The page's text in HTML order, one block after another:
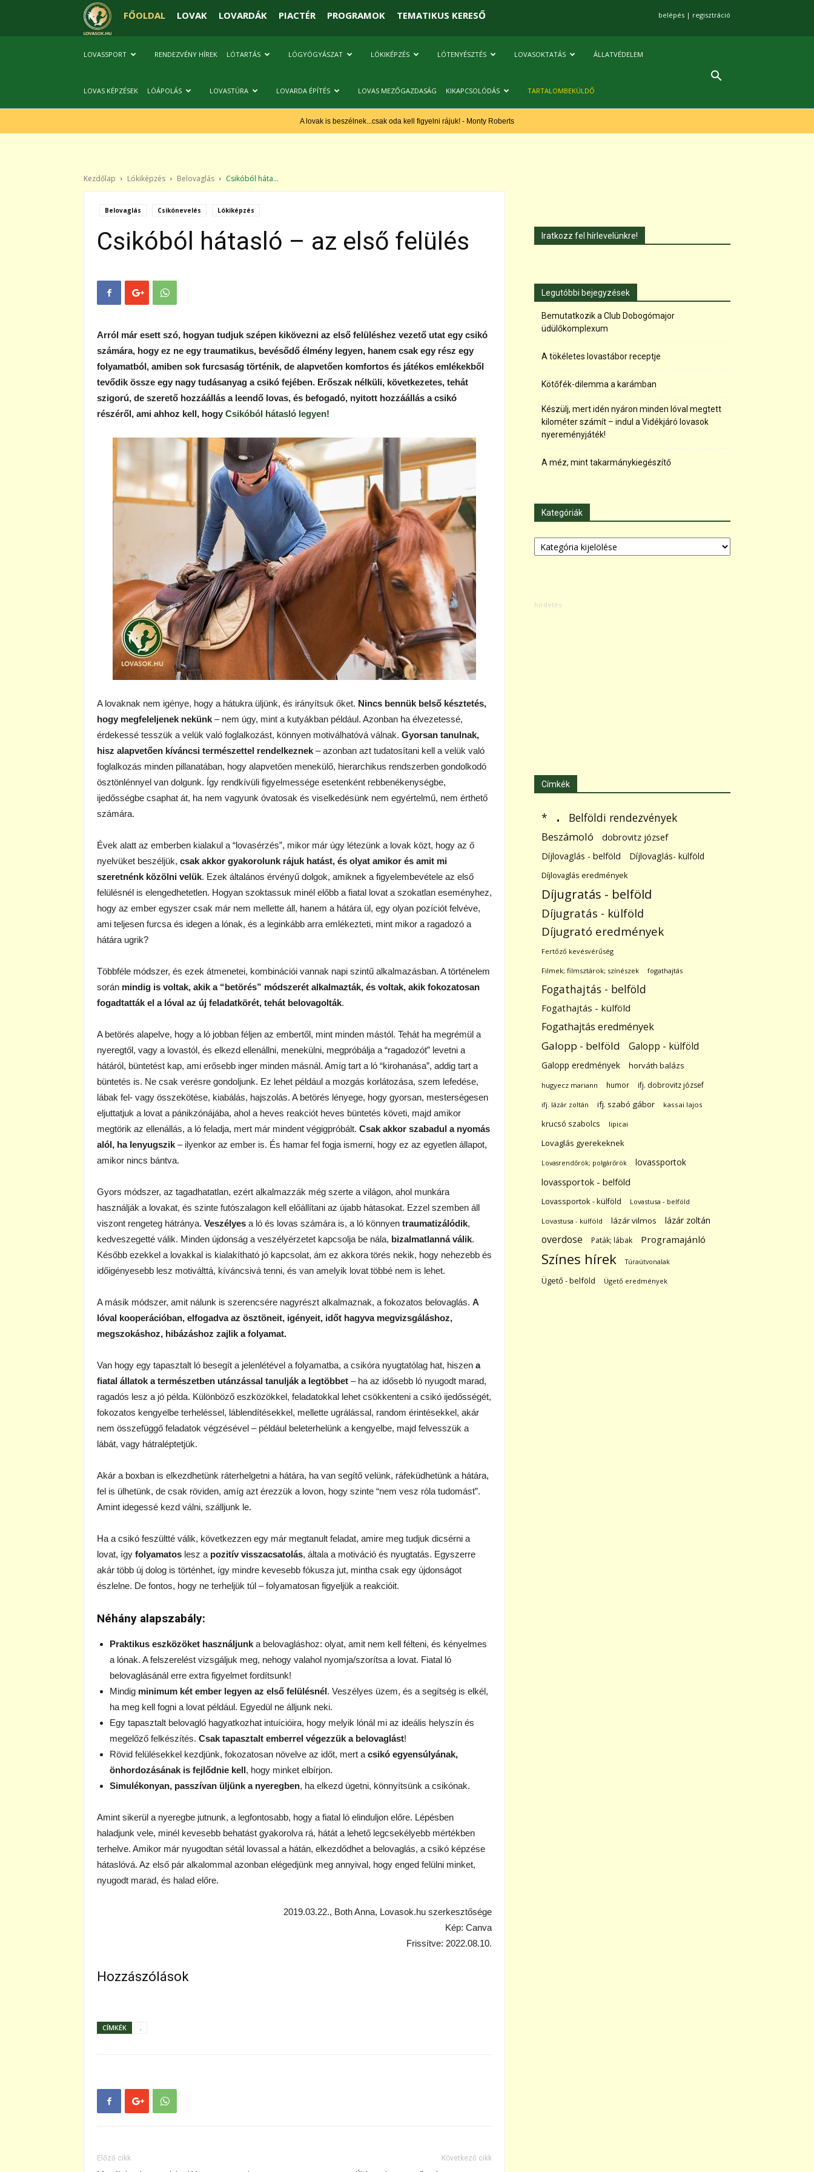
FŐOLDAL LOVAK LOVARDÁK PIACTÉR PROGRAMOK TEMATIKUS KERESŐ belépés | regisztráció
LOVASSPORT RENDEZVÉNY HÍREK LÓTARTÁS LÓGYÓGYÁSZAT LÓKIKÉPZÉS LÓTENYÉSZTÉS LOVASOKTATÁS ÁLLATVÉDELEM
LOVAS KÉPZÉSEK LÓÁPOLÁS LOVASTÚRA LOVARDA ÉPÍTÉS LOVAS MEZŐGAZDASÁG KIKAPCSOLÓDÁS TARTALOMBEKÜLDŐ
A lovak is beszélnek...csak oda kell figyelni rájuk! - Monty Roberts
Kezdőlap Lókiképzés Belovaglás Csikóból háta...
Belovaglás Csikónevelés Lókiképzés
Csikóból hátasló – az első felülés
Arról már esett szó, hogyan tudjuk szépen kikövezni az első felüléshez vezető utat egy csikó
számára, hogy ez ne egy traumatikus, bevésődő élmény legyen, hanem csak egy rész egy
folyamatból, amiben sok furcsaság történik, de alapvetően komfortos és játékos emlékekből
tevődik össze egy nagy tudásanyag a csikó fejében. Erőszak nélküli, következetes, tehát
szigorú, de szerető hozzáállás a leendő lovas, és befogadó, nyitott hozzáállás a csikó
részéről, ami ahhoz kell, hogy Csikóból hátasló legyen!
A lovaknak nem igénye, hogy a hátukra üljünk, és irányítsuk őket. Nincs bennük belső késztetés,
hogy megfeleljenek nekünk – nem úgy, mint a kutyákban például. Azonban ha élvezetessé,
érdekessé tesszük a velük való foglalkozást, könnyen motiválhatóvá válnak. Gyorsan tanulnak,
hisz alapvetően kíváncsi természettel rendelkeznek – azonban azt tudatosítani kell a velük való
foglalkozás minden pillanatában, hogy alapvetően menekülő, hierarchikus rendszerben gondolkodó
ösztönlénnyel van dolgunk. Így rendkívüli figyelmessége esetenként rebbenékenységbe,
ijedősségbe csaphat át, ha nem vagyunk óvatosak és viselkedésünk nem egyértelmű, nem érthető
számára.
Évek alatt az emberben kialakul a “lovasérzés”, mikor már úgy létezünk a lovak közt, hogy az ő
nyelvüket beszéljük, csak akkor gyakorolunk rájuk hatást, és olyat amikor és amit mi
szeretnénk közölni velük. Ezek általános érvényű dolgok, amiknek a figyelembevétele az első
felülésnél is elengedhetetlen. Hogyan szoktassuk minél előbb a fiatal lovat a szokatlan eseményhez,
hogy az ember egyszer csak már nem mellette áll, hanem a hátára ül, egy olyan pozíciót felvéve,
ami teljesen furcsa és idegen a lónak, és a leginkább arra emlékezteti, mint mikor a ragadozó a
hátára ugrik?
Többféle módszer, és ezek átmenetei, kombinációi vannak napi szintű alkalmazásban. A történelem
során mindig is voltak, akik a “betörés” módszerét alkalmazták, és voltak, akik fokozatosan
fogadtatták el a lóval az új feladatkörét, tehát belovagolták.
A betörés alapelve, hogy a ló jobban féljen az embertől, mint minden mástól. Tehát ha megrémül a
nyeregtől, vagy a lovastól, és elkezd ellenállni, menekülni, megpróbálja a “ragadozót” levetni a
hátáról, büntetést kap, ami erősebb inger minden másnál. Amíg tart a ló “kirohanása”, addig tart a
büntetés is. Ne csak verésre gondoljunk. Ez lehet például a mozgás korlátozása, szem lefedése,
lábak fel- vagy összekötése, kiabálás, hajszolás. A betörés lényege, hogy gyorsan, mesterségesen
eljuttatjuk a lovat a pánikzónájába, ahol a heves reakciót heves büntetés követi, majd amikor
megtörik az ellenállás, a ló feladja, mert már mindent végigpróbált. Csak akkor szabadul a nyomás
alól, ha lenyugszik – ilyenkor az ember is. És hamar fel fogja ismerni, hogy ez az egyetlen állapot,
amikor nincs bántva.
Gyors módszer, az tagadhatatlan, ezért alkalmazzák még szerte a világon, ahol munkára
használják a lovakat, és szinte futószalagon kell előállítani az újabb hátasokat. Ezzel szemben áll
viszont rengeteg hátránya. Veszélyes a ló és lovas számára is, a ló könnyen traumatizálódik,
kedveszegetté válik. Minden újdonság a veszélyérzetet kapcsolja be nála, bizalmatlanná válik.
Később ezekkel a lovakkal is kialakítható jó kapcsolat, ám ez akkora törés nekik, hogy nehezebb és
időigényesebb lesz motiválttá, kíváncsivá tenni, és van amelyik lovat többé nem is lehet.
A másik módszer, amit nálunk is szerencsére nagyrészt alkalmaznak, a fokozatos belovaglás. A
lóval kooperációban, elfogadva az ösztöneit, igényeit, időt hagyva megvizsgáláshoz,
megszokáshoz, hibázáshoz zajlik a folyamat.
Van hogy egy tapasztalt ló besegít a jelenlétével a folyamatba, a csikóra nyugtatólag hat, hiszen a
fiatal állatok a természetben utánzással tanulják a legtöbbet – ha az idősebb ló nyugodt marad,
ragadós lesz a jó példa. Különböző eszközökkel, feladatokkal lehet csökkenteni a csikó ijedősségét,
fokozatos kengyelbe terheléssel, láblendítésekkel, mellette ugrálással, random érintésekkel, akár
nem összefüggő feladatok végzésével – például beleterhelünk a kengyelbe, majd felvesszük a
lábát, vagy hátraléptetjük.
Akár a boxban is elkezdhetünk ráterhelgetni a hátára, ha van segítő velünk, ráfeküdhetünk a hátára,
fel is ülhetünk, de csak röviden, amíg azt érezzük a lovon, hogy szinte “nem vesz róla tudomást”.
Amint idegessé kezd válni, szálljunk le.
Ha a csikó feszültté válik, következzen egy már megtanult feladat, amire meg tudjuk dicsérni a
lovat, így folyamatos lesz a pozitív visszacsatolás, általa a motiváció és nyugtatás. Egyszerre
akár több új dolog is történhet, így mindre kevesebb fókusza jut, mintha csak egy újdonságot
észlelne. De fontos, hogy ne terheljük túl – folyamatosan figyeljük a reakcióit.
Néhány alapszabály:
Praktikus eszközöket használjunk a belovagláshoz: olyat, amit nem kell félteni, és kényelmes
a lónak. A felszerelést vizsgáljuk meg, nehogy valahol nyomja/szorítsa a lovat. Fiatal ló
belovaglásánál erre extra figyelmet fordítsunk!
Mindig minimum két ember legyen az első felülésnél. Veszélyes üzem, és a segítség is elkél,
ha meg kell fogni a lovat például. Egyedül ne álljunk neki.
Egy tapasztalt belovagló hagyatkozhat intuícióira, hogy melyik lónál mi az ideális helyszín és
megelőző felkészítés. Csak tapasztalt emberrel végezzük a belovaglást!
Rövid felülésekkel kezdjünk, fokozatosan növelve az időt, mert a csikó egyensúlyának,
önhordozásának is fejlődnie kell, hogy minket elbírjon.
Simulékonyan, passzívan üljünk a nyeregben, ha elkezd ügetni, könnyítsünk a csikónak.
Amint sikerül a nyeregbe jutnunk, a legfontosabb, hogy a fiatal ló elinduljon előre. Lépésben
haladjunk vele, minél kevesebb behatást gyakorolva rá, hátát a lehető legcsekélyebb mértékben
terhelve. Amikor már nyugodtan sétál lovassal a hátán, elkezdődhet a belovaglás, a csikó képzése
hátaslóvá. Az első pár alkalommal azonban elégedjünk meg annyival, hogy enged felülni minket,
nyugodt marad, és halad előre.
2019.03.22., Both Anna, Lovasok.hu szerkesztősége
Kép: Canva
Frissítve: 2022.08.10.
Hozzászólások
CÍMKÉK .
Előző cikk Következő cikk
Iratkozz fel hírlevelünkre!
Legutóbbi bejegyzések
Bemutatkozik a Club Dobogómajor
üdülőkomplexum
A tökéletes lovastábor receptje
Kötőfék-dilemma a karámban
Készülj, mert idén nyáron minden lóval megtett
kilométer számít – indul a Vidékjáró lovasok
nyereményjáték!
A méz, mint takarmánykiegészítő
Kategóriák
Kategóriák
Címkék
* . Belföldi rendezvények
Beszámoló dobrovitz józsef
Díjlovaglás - belföld Díjlovaglás- külföld
Díjlovaglás eredmények
Díjugratás - belföld
Díjugratás - külföld
Díjugrató eredmények
Fertőző kevésvérűség
Filmek; filmsztárok; színészek fogathajtás
Fogathajtás - belföld
Fogathajtás - külföld
Fogathajtás eredmények
Galopp - belföld Galopp - külföld
Galopp eredmények horváth balázs
hugyecz mariann humor ifj. dobrovitz józsef
ifj. lázár zoltán ifj. szabó gábor kassai lajos
krucsó szabolcs lipicai
Lovaglás gyerekeknek
Lovasrendőrök; polgárőrök
lovassportok
lovassportok - belföld
Lovassportok - külföld Lovastusa - belföld
Lovastusa - külföld lázár vilmos lázár zoltán
overdose Paták; lábak Programajánló
Színes hírek Túraútvonalak
Ügető - belföld Ügető eredmények